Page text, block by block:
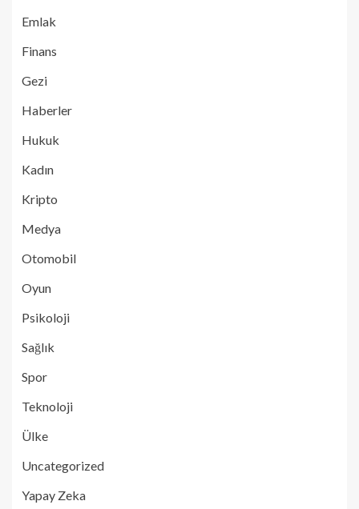
Emlak
Finans
Gezi
Haberler
Hukuk
Kadın
Kripto
Medya
Otomobil
Oyun
Psikoloji
Sağlık
Spor
Teknoloji
Ülke
Uncategorized
Yapay Zeka